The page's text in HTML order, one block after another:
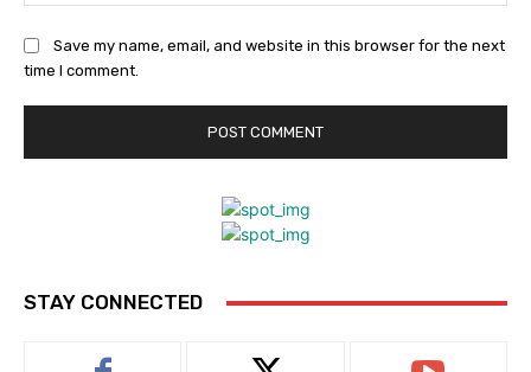
Save my name, email, and website in this browser for the next
time I comment.
STAY CONNECTED